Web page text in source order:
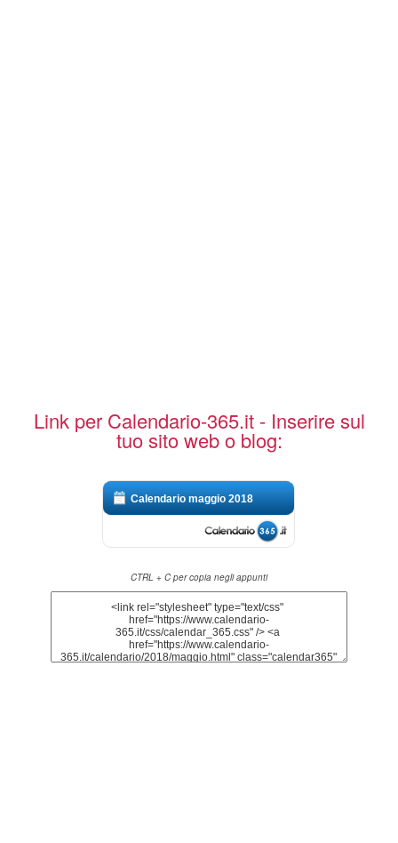
Link per Calendario-365.it - Inserire sul
tuo sito web o blog:
Calendario maggio 2018
CTRL + C per copia negli appunti